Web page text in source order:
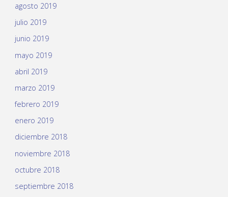
agosto 2019
julio 2019
junio 2019
mayo 2019
abril 2019
marzo 2019
febrero 2019
enero 2019
diciembre 2018
noviembre 2018
octubre 2018
septiembre 2018